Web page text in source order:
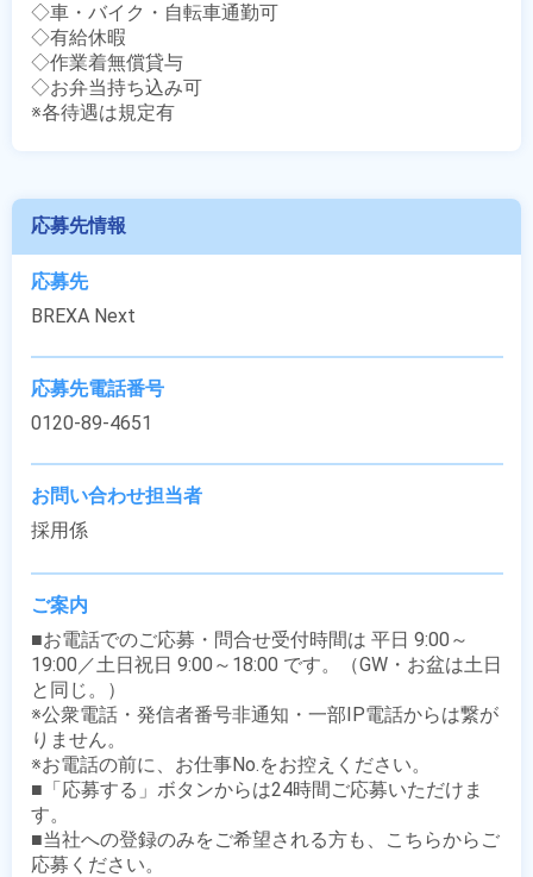
◇車・バイク・自転車通勤可
◇有給休暇
◇作業着無償貸与
◇お弁当持ち込み可
※各待遇は規定有
応募先情報
応募先
BREXA Next
応募先電話番号
0120-89-4651
お問い合わせ担当者
採用係
ご案内
■お電話でのご応募・問合せ受付時間は 平日 9:00～
19:00／土日祝日 9:00～18:00 です。（GW・お盆は土日
と同じ。）
※公衆電話・発信者番号非通知・一部IP電話からは繋が
りません。
※お電話の前に、お仕事No.をお控えください。
■「応募する」ボタンからは24時間ご応募いただけま
す。
■当社への登録のみをご希望される方も、こちらからご
応募ください。